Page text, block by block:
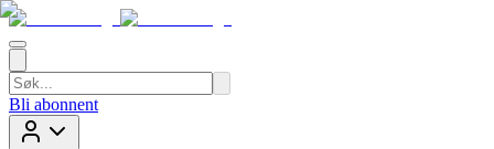
Bli abonnent